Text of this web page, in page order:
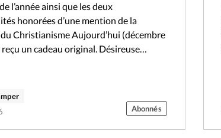
l’année ainsi que les deux
honorées d’une mention de la
Christianisme Aujourd’hui (décembre
un cadeau original. Désireuse
Abonnés